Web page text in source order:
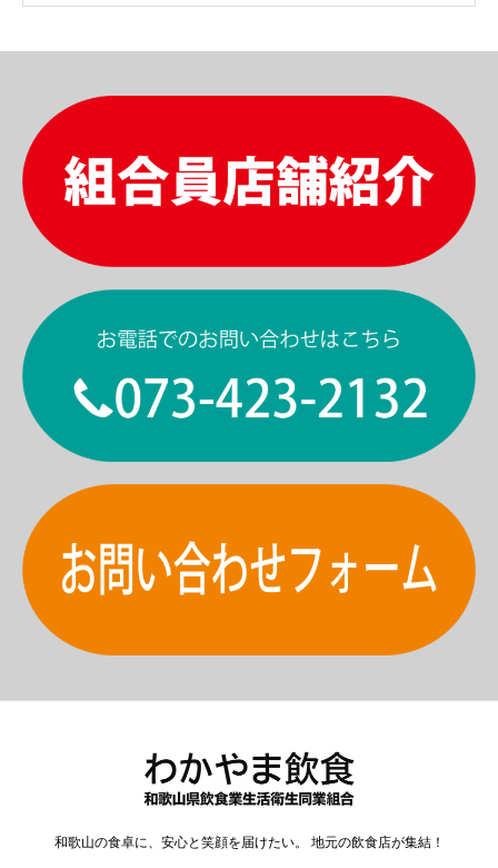
和歌山の食卓に、安心と笑顔を届けたい。 地元の飲食店が集結！